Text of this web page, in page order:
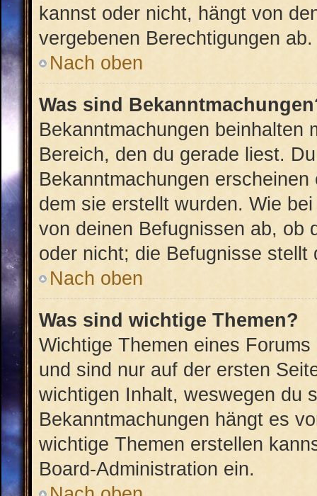
kannst oder nicht, hängt von
vergebenen Berechtigungen ab.
Nach oben
Was sind
Bekanntmachungen beinhalten
Bereich, den du gerade liest.
Bekanntmachungen
dem sie erstellt wurden. Wie
von deinen Befugnissen ab, ob
oder nicht; die Befugnisse stellt
Nach oben
Was sind wichtige Themen?
Wichtige Themen eines
und sind nur auf der ersten
wichtigen Inhalt, weswegen du
Bekanntmachungen hängt es
wichtige Themen erstellen
Board-Administration ein.